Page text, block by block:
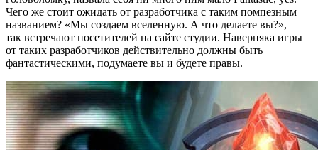
Чего же стоит ожидать от разработчика с таким помпезным
названием? «Мы создаем вселенную. А что делаете вы?», –
так встречают посетителей на сайте студии. Наверняка игры
от таких разработчиков действительно должны быть
фантастическими, подумаете вы и будете правы.